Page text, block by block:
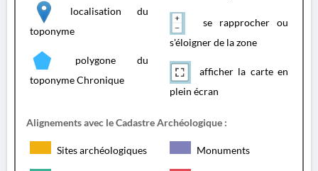
localisation du
toponyme
polygone du
toponyme Chronique
se rapprocher ou
s'éloigner de la zone
afficher la carte en
plein écran
Alignements avec le Cadastre Archéologique :
Sites archéologiques Monuments